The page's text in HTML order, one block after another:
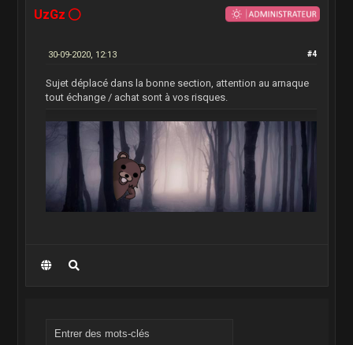
UzGz
#4
30-09-2020, 12:13
Sujet déplacé dans la bonne section, attention au arnaque
tout échange / achat sont à vos risques.